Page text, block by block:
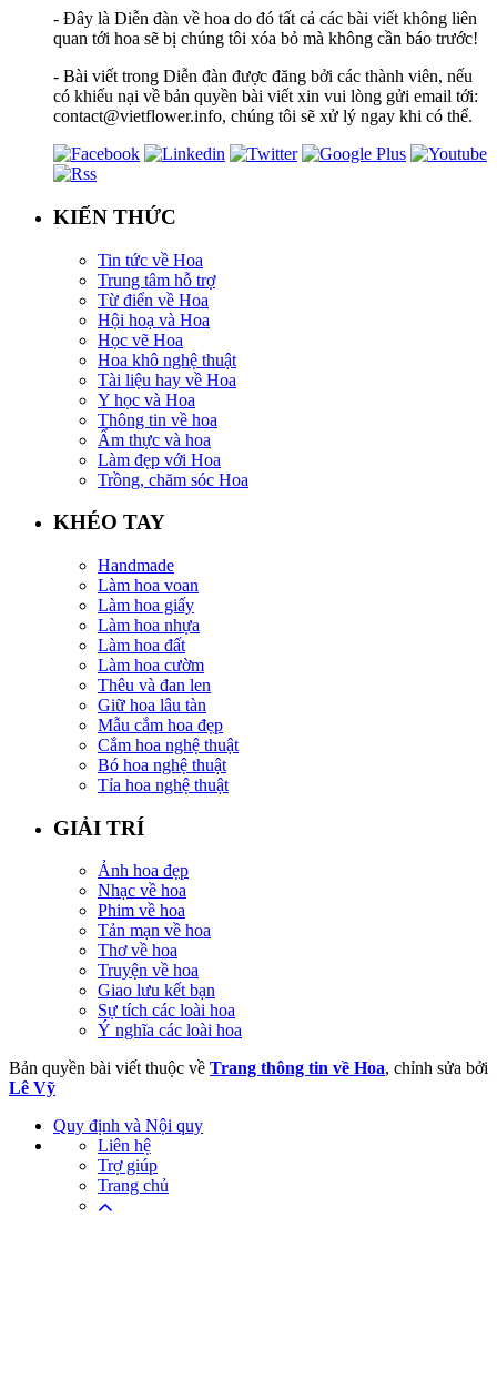
- Đây là Diễn đàn về hoa do đó tất cả các bài viết không liên
quan tới hoa sẽ bị chúng tôi xóa bỏ mà không cần báo trước!
- Bài viết trong Diễn đàn được đăng bởi các thành viên, nếu
có khiếu nại về bản quyền bài viết xin vui lòng gửi email tới:
contact@vietflower.info, chúng tôi sẽ xử lý ngay khi có thể.
KIẾN THỨC
Tin tức về Hoa
Trung tâm hỗ trợ
Từ điển về Hoa
Hội hoạ và Hoa
Học vẽ Hoa
Hoa khô nghệ thuật
Tài liệu hay về Hoa
Y học và Hoa
Thông tin về hoa
Ẩm thực và hoa
Làm đẹp với Hoa
Trồng, chăm sóc Hoa
KHÉO TAY
Handmade
Làm hoa voan
Làm hoa giấy
Làm hoa nhựa
Làm hoa đất
Làm hoa cườm
Thêu và đan len
Giữ hoa lâu tàn
Mẫu cắm hoa đẹp
Cắm hoa nghệ thuật
Bó hoa nghệ thuật
Tỉa hoa nghệ thuật
GIẢI TRÍ
Ảnh hoa đẹp
Nhạc về hoa
Phim về hoa
Tản mạn về hoa
Thơ về hoa
Truyện về hoa
Giao lưu kết bạn
Sự tích các loài hoa
Ý nghĩa các loài hoa
Bản quyền bài viết thuộc về Trang thông tin về Hoa, chỉnh sửa bởi
Lê Vỹ
Quy định và Nội quy
Liên hệ
Trợ giúp
Trang chủ